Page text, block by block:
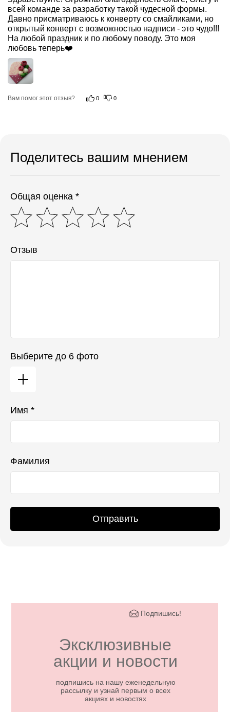
всей команде за разработку такой чудесной формы.
Давно присматриваюсь к конверту со смайликами, но
открытый конверт с возможностью надписи - это чудо!!!
На любой праздник и по любому поводу. Это моя
любовь теперь❤️
Вам помог этот отзыв? 0 0
Поделитесь вашим мнением
Общая оценка *
Отзыв
Выберите до 6 фото
Имя *
Фамилия
Отправить
Эксклюзивные
акции и новости
подпишись на нашу еженедельную
рассылку и узнай первым о всех
акциях и новостях
Подпишись!